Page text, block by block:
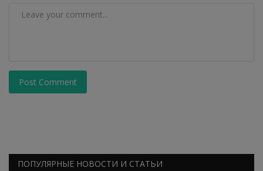
Post Comment
ПОПУЛЯРНЫЕ НОВОСТИ И СТАТЬИ